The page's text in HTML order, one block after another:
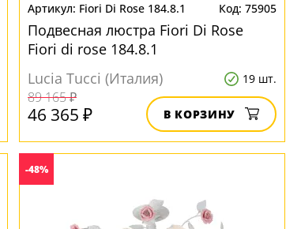
Fiori Di Rose 184.8.1 75905
Подвесная люстра Fiori Di Rose
Fiori di rose 184.8.1
Lucia Tucci (Италия)
19 шт.
89 165 ₽
46 365 ₽ В КОРЗИНУ
-48%